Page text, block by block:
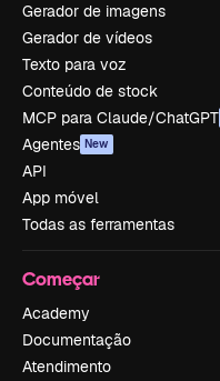
Gerador de imagens
Gerador de vídeos
Texto para voz
Conteúdo de stock
MCP para Claude/ChatGPT
Agentes New
API
App móvel
Todas as ferramentas
Começar
Academy
Documentação
Atendimento